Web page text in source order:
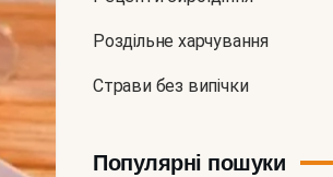
Роздільне харчування
Страви без випічки
Популярні пошуки